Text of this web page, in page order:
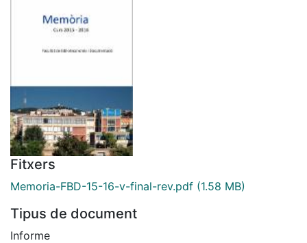
Fitxers
Memoria-FBD-15-16-v-final-rev.pdf (1.58 MB)
Tipus de document
Informe